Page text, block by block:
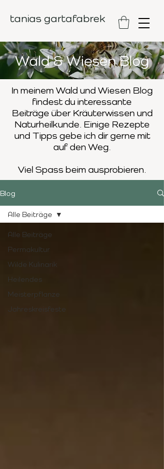
tanias gartafabrek
Wald & Wiesen Blog
In meinem Wald und Wiesen Blog
findest du interessante
Beiträge über Kräuterwissen und
Naturheilkunde. Einige Rezepte
und Tipps gebe ich dir gerne mit
auf den Weg.
Viel Spass beim ausprobieren.
Blog
Alle Beiträge
Permakultur
Wilde Kulinarik
Heilendes
Meisterpflanze
Jahreskreisfeste
Alle Beiträge